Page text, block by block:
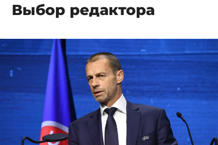
Выбор редактора